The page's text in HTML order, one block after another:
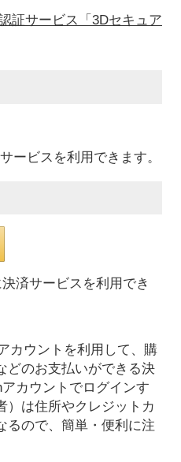
証サービス「3Dセキュア
ービスを利用できます。
済サービスを利用でき
カウントを利用して、購
どのお支払いができる決
カウントでログインす
）は住所やクレジットカ
るので、簡単・便利に注